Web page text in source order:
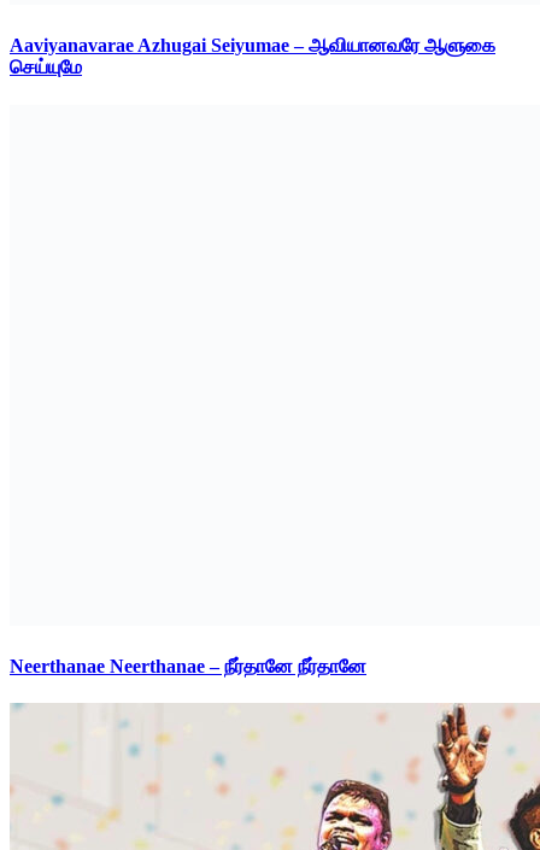
Aaviyanavarae Azhugai Seiyumae – ஆவியானவரே ஆளுகை
செய்யுமே
Neerthanae Neerthanae – நீர்தானே நீர்தானே